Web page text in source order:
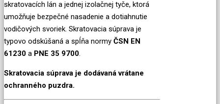
skratovacích lán a jednej izolačnej tyče, ktorá
umožňuje bezpečné nasadenie a dotiahnutie
vodičových svoriek. Skratovacia súprava je
typovo odskúšaná a spĺňa normy ČSN EN
61230 a PNE 35 9700.
Skratovacia súprava je dodávaná vrátane
ochranného puzdra.